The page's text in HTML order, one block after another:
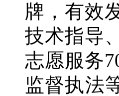
牌，有效
技术指导
志愿服务
监督执法